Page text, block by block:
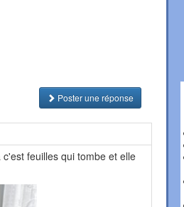
Poster une réponse
feuilles qui tombe et elle